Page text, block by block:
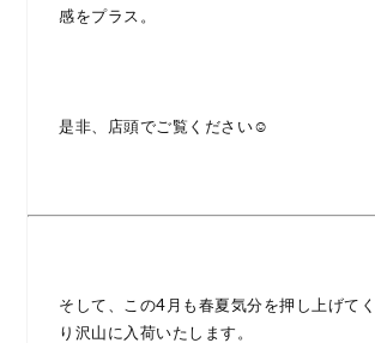
感をプラス。
是非、店頭でご覧ください☺︎
そして、この4月も春夏気分を押し上げて
り沢山に入荷いたします。